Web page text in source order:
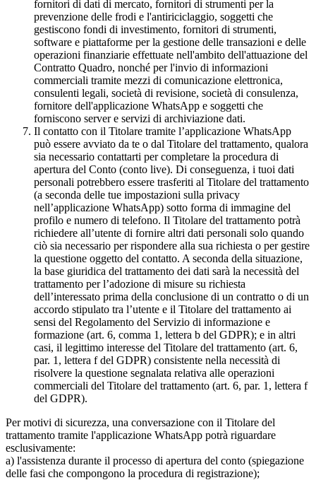
fornitori di dati di mercato, fornitori di strumenti per la
prevenzione delle frodi e l'antiriciclaggio, soggetti che
gestiscono fondi di investimento, fornitori di strumenti,
software e piattaforme per la gestione delle transazioni e delle
operazioni finanziarie effettuate nell'ambito dell'attuazione del
Contratto Quadro, nonché per l'invio di informazioni
commerciali tramite mezzi di comunicazione elettronica,
consulenti legali, società di revisione, società di consulenza,
fornitore dell'applicazione WhatsApp e soggetti che
forniscono server e servizi di archiviazione dati.
Il contatto con il Titolare tramite l’applicazione WhatsApp
può essere avviato da te o dal Titolare del trattamento, qualora
sia necessario contattarti per completare la procedura di
apertura del Conto (conto live). Di conseguenza, i tuoi dati
personali potrebbero essere trasferiti al Titolare del trattamento
(a seconda delle tue impostazioni sulla privacy
nell’applicazione WhatsApp) sotto forma di immagine del
profilo e numero di telefono. Il Titolare del trattamento potrà
richiedere all’utente di fornire altri dati personali solo quando
ciò sia necessario per rispondere alla sua richiesta o per gestire
la questione oggetto del contatto. A seconda della situazione,
la base giuridica del trattamento dei dati sarà la necessità del
trattamento per l’adozione di misure su richiesta
dell’interessato prima della conclusione di un contratto o di un
accordo stipulato tra l’utente e il Titolare del trattamento ai
sensi del Regolamento del Servizio di informazione e
formazione (art. 6, comma 1, lettera b del GDPR); e in altri
casi, il legittimo interesse del Titolare del trattamento (art. 6,
par. 1, lettera f del GDPR) consistente nella necessità di
risolvere la questione segnalata relativa alle operazioni
commerciali del Titolare del trattamento (art. 6, par. 1, lettera f
del GDPR).
Per motivi di sicurezza, una conversazione con il Titolare del
trattamento tramite l'applicazione WhatsApp potrà riguardare
esclusivamente:
a) l'assistenza durante il processo di apertura del conto (spiegazione
delle fasi che compongono la procedura di registrazione);